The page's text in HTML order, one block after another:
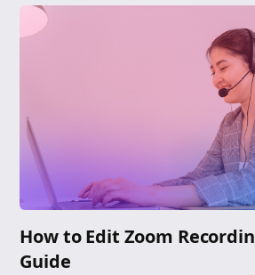
How to Edit Zoom
Guide